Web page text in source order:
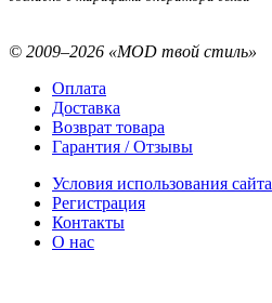
© 2009–2026 «MOD твой стиль»
Оплата
Доставка
Возврат товара
Гарантия / Отзывы
Условия использования сайта
Регистрация
Контакты
О нас